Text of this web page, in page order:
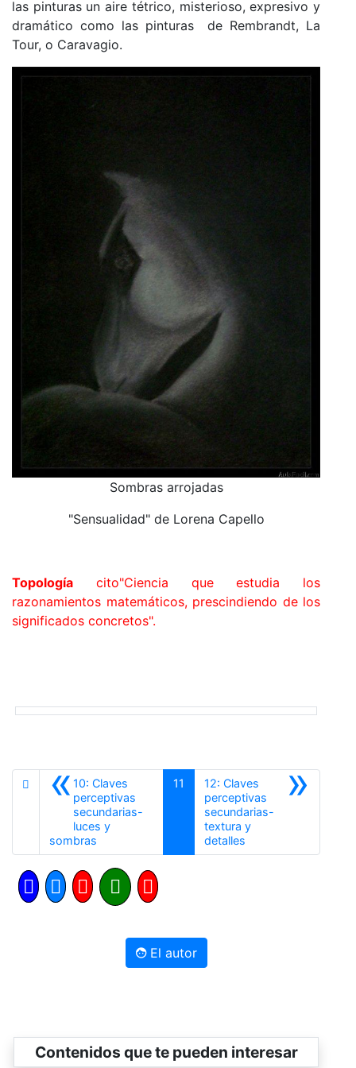
las pinturas un aire tétrico, misterioso, expresivo y
dramático como las pinturas de Rembrandt, La
Tour, o Caravagio.
Sombras arrojadas
"Sensualidad" de Lorena Capello
Topología cito"Ciencia que estudia los
razonamientos matemáticos, prescindiendo de los
significados concretos".
«10: Claves
perceptivas
secundarias-
luces y
sombras
11 »
12: Claves
perceptivas
secundarias-
textura y
detalles
El autor
Contenidos que te pueden interesar